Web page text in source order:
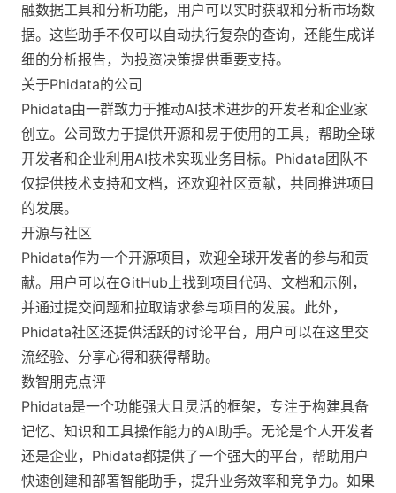
融数据工具和分析功能，用户可以实时获取和分析市场数
据。这些助手不仅可以自动执行复杂的查询，还能生成详
细的分析报告，为投资决策提供重要支持。
关于Phidata的公司
Phidata由一群致力于推动AI技术进步的开发者和企业家
创立。公司致力于提供开源和易于使用的工具，帮助全球
开发者和企业利用AI技术实现业务目标。Phidata团队不
仅提供技术支持和文档，还欢迎社区贡献，共同推进项目
的发展。
开源与社区
Phidata作为一个开源项目，欢迎全球开发者的参与和贡
献。用户可以在GitHub上找到项目代码、文档和示例，
并通过提交问题和拉取请求参与项目的发展。此外，
Phidata社区还提供活跃的讨论平台，用户可以在这里交
流经验、分享心得和获得帮助。
数智朋克点评
Phidata是一个功能强大且灵活的框架，专注于构建具备
记忆、知识和工具操作能力的AI助手。无论是个人开发者
还是企业，Phidata都提供了一个强大的平台，帮助用户
快速创建和部署智能助手，提升业务效率和竞争力。如果